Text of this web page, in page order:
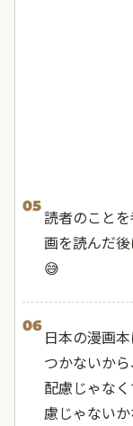
05
読者のこと
画を読んだ
😅
06
日本の漫画
つかないか
配慮じゃな
慮じゃないか